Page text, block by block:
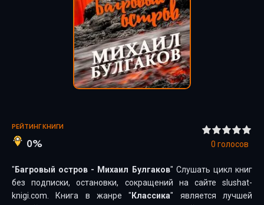
РЕЙТИНГ КНИГИ
0% 0 голосов
" Багровый остров - Михаил Булгаков" Слушать цикл книг
без подписки, остановки, сокращений на сайте slushat-
knigi.com. Книга в жанре " Классика" является лучшей